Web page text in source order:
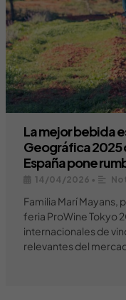
La mejor bebida
Geográfica 2025
España pone
14/04/2026 •
Familia Marí Mayans,
feria ProWine Tokyo
internacionales de
relevantes del